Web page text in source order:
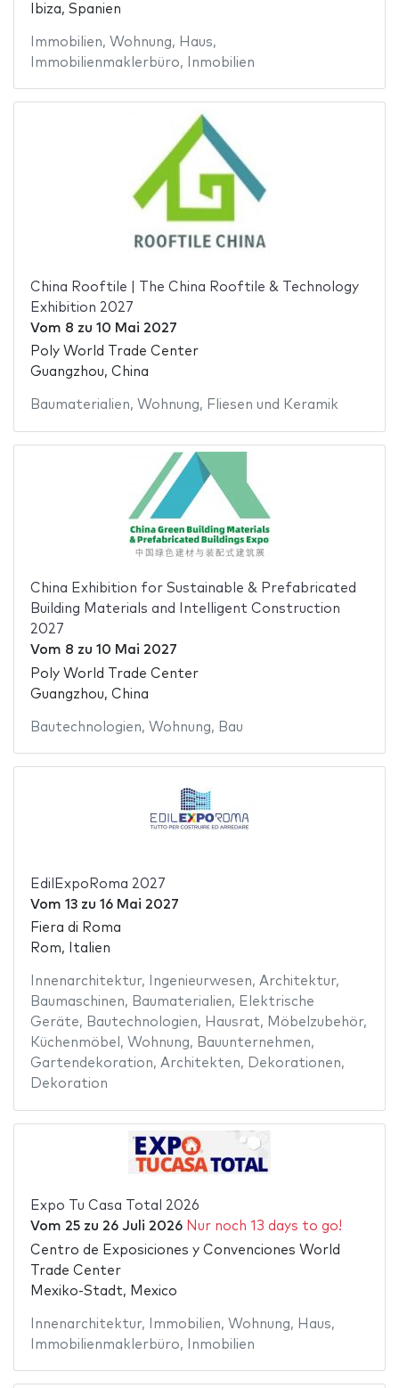
Ibiza, Spanien
Immobilien, Wohnung, Haus,
Immobilienmaklerbüro, Inmobilien
China Rooftile | The China Rooftile & Technology
Exhibition 2027
Vom 8 zu 10 Mai 2027
Poly World Trade Center
Guangzhou, China
Baumaterialien, Wohnung, Fliesen und Keramik
China Exhibition for Sustainable & Prefabricated
Building Materials and Intelligent Construction
2027
Vom 8 zu 10 Mai 2027
Poly World Trade Center
Guangzhou, China
Bautechnologien, Wohnung, Bau
EdilExpoRoma 2027
Vom 13zu 16 Mai 2027
Fiera di Roma
Rom, Italien
Innenarchitektur, Ingenieurwesen, Architektur,
Baumaschinen, Baumaterialien, Elektrische
Geräte, Bautechnologien, Hausrat, Möbelzubehör,
Küchenmöbel , Wohnung, Bauunternehmen,
Gartendekoration, Architekten, Dekorationen,
Dekoration
Expo Tu Casa Total 2026
Vom 25zu 26 Juli 2026 Nur noch 13 days to go!
Centro de Exposiciones y Convenciones World
Trade Center
Mexiko-Stadt, Mexico
Innenarchitektur, Immobilien, Wohnung, Haus,
Immobilienmaklerbüro, Inmobilien